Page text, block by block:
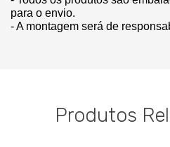
para o envio.
- A montagem será de
Produtos